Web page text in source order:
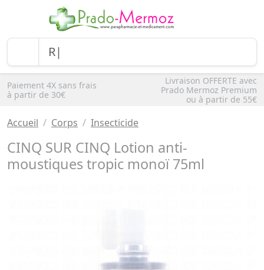
Paiement 4X sans frais
à partir de 30€
Livraison OFFERTE avec
Prado Mermoz Premium
ou à partir de 55€
Accueil Corps Insecticide
CINQ SUR CINQ Lotion anti-
moustiques tropic monoï 75ml